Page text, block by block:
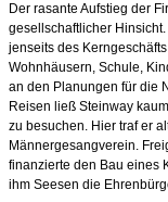
Der rasante Aufstieg der
gesellschaftlicher
jenseits des
Wohnhäusern, Schule,
an den Planungen für die
Reisen ließ Steinway
zu besuchen. Hier traf er
Männergesangverein.
finanzierte den Bau eines
ihm Seesen die